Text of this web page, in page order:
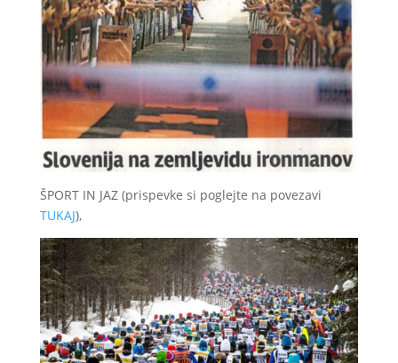
ŠPORT IN JAZ (prispevke si poglejte na povezavi
TUKAJ),